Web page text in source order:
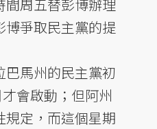
間周五替彭博辦理
博爭取民主黨的提
巴馬州的民主黨初
會啟動；但阿州
規定，而這個星期